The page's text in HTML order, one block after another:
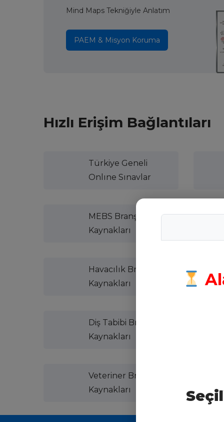
Mind Maps Tekniğiyle Anlatım
PAEM & Misyon Koruma
Hızlı Erişim Bağlantıları
Türkiye Geneli
Onlıne Sınavlar
MEBS Branş
Kaynakları
Havacılık Branş
Kaynakları
Diş Tabibi Branş
Kaynakları
Veteriner Branş
Kaynakları